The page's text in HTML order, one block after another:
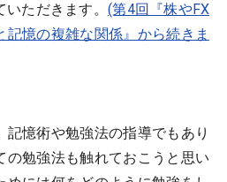
いただきます。(第4回『株やFX
記憶の複雑な関係』から続きま
憶術や勉強法の指導でもあり
の勉強法も触れておこうと思い